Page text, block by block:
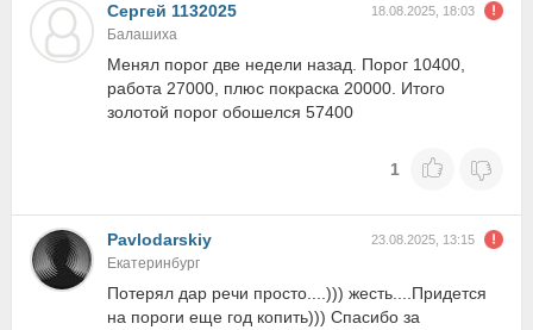
Сергей 1132025 18.08.2025, 18:03
Балашиха
Менял порог две недели назад. Порог 10400,
работа 27000, плюс покраска 20000. Итого
золотой порог обошелся 57400
1
Pavlodarskiy 23.08.2025, 13:15
Екатеринбург
Потерял дар речи просто....))) жесть....Придется
на пороги еще год копить))) Спасибо за